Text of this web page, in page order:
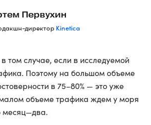
Первухин
директор Kinetica
том случае, если в исследуемой
Поэтому на большом объеме
в 75–80% — это уже
объеме трафика ждем у моря
месяц—два.